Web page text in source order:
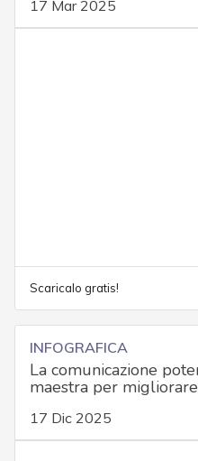
17 Mar 2025
Scaricalo gratis!
INFOGRAFICA
La comunicazione
maestra per
17 Dic 2025